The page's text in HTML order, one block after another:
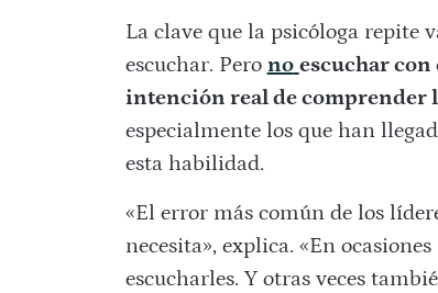
La clave que la psicóloga repite
escuchar. Pero no escuchar
intención real de comprender
especialmente los que han
esta habilidad.
«El error más común de los
necesita», explica. «En
escucharles. Y otras veces